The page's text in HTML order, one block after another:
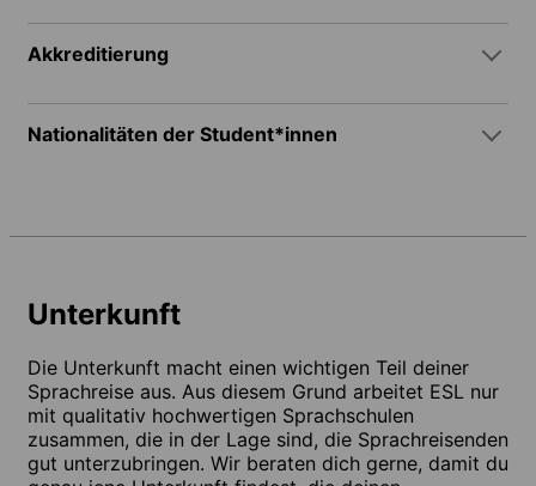
Akkreditierung
Nationalitäten der Student*innen
Unterkunft
Die Unterkunft macht einen wichtigen Teil deiner
Sprachreise aus. Aus diesem Grund arbeitet ESL nur
mit qualitativ hochwertigen Sprachschulen
zusammen, die in der Lage sind, die Sprachreisenden
gut unterzubringen. Wir beraten dich gerne, damit du